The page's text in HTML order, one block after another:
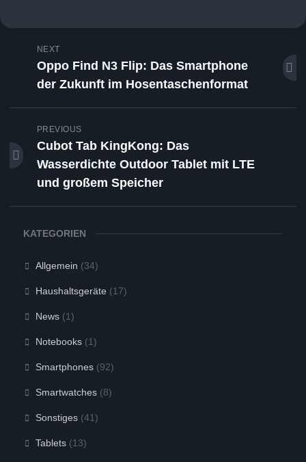
NEXT
Oppo Find N3 Flip: Das Smartphone
der Zukunft im Hosentaschenformat
PREVIOUS
Cubot Tab KingKong: Das
Wasserdichte Outdoor Tablet mit LTE
und großem Speicher
KATEGORIEN
Allgemein (34)
Haushaltsgeräte (17)
News(1)
Notebooks(1)
Smartphones(92)
Smartwatches(8)
Sonstiges(41)
Tablets(13)